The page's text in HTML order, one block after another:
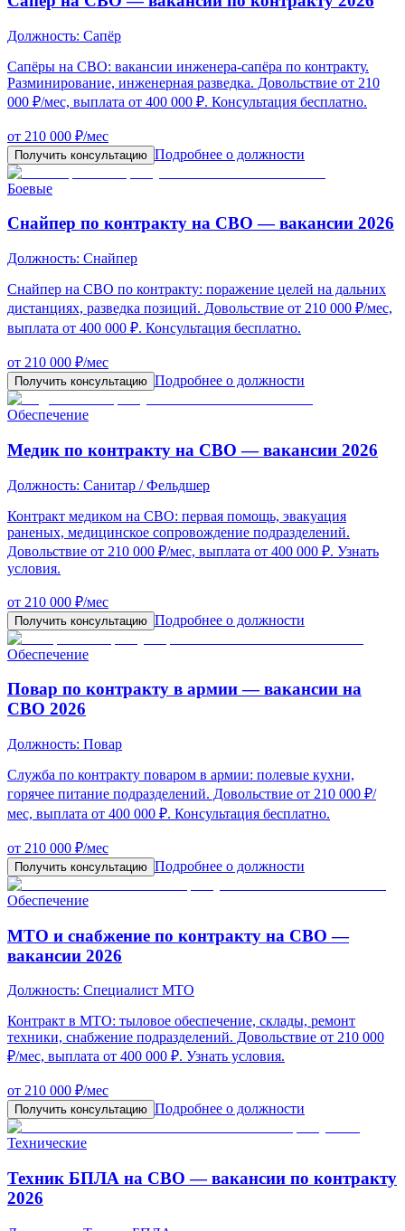
Должность: Сапёр
Сапёры на СВО: вакансии инженера-сапёра по контракту.
Разминирование, инженерная разведка. Довольствие от 210
000 ₽/мес, выплата от 400 000 ₽. Консультация бесплатно.
от 210 000 ₽/мес
Получить консультацию Подробнее о должности
Боевые
Снайпер по контракту на СВО — вакансии 2026
Должность: Снайпер
Снайпер на СВО по контракту: поражение целей на дальних
дистанциях, разведка позиций. Довольствие от 210 000 ₽/мес,
выплата от 400 000 ₽. Консультация бесплатно.
от 210 000 ₽/мес
Получить консультацию Подробнее о должности
Обеспечение
Медик по контракту на СВО — вакансии 2026
Должность: Санитар / Фельдшер
Контракт медиком на СВО: первая помощь, эвакуация
раненых, медицинское сопровождение подразделений.
Довольствие от 210 000 ₽/мес, выплата от 400 000 ₽. Узнать
условия.
от 210 000 ₽/мес
Получить консультацию Подробнее о должности
Обеспечение
Повар по контракту в армии — вакансии на
СВО 2026
Должность: Повар
Служба по контракту поваром в армии: полевые кухни,
горячее питание подразделений. Довольствие от 210 000 ₽/
мес, выплата от 400 000 ₽. Консультация бесплатно.
от 210 000 ₽/мес
Получить консультацию Подробнее о должности
Обеспечение
МТО и снабжение по контракту на СВО —
вакансии 2026
Должность: Специалист МТО
Контракт в МТО: тыловое обеспечение, склады, ремонт
техники, снабжение подразделений. Довольствие от 210 000
₽/мес, выплата от 400 000 ₽. Узнать условия.
от 210 000 ₽/мес
Получить консультацию Подробнее о должности
Технические
Техник БПЛА на СВО — вакансии по контракту
2026